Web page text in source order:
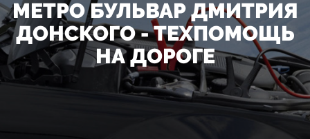
МЕТРО БУЛЬВАР ДМИТРИЯ
ДОНСКОГО - ТЕХПОМОЩЬ
НА ДОРОГЕ